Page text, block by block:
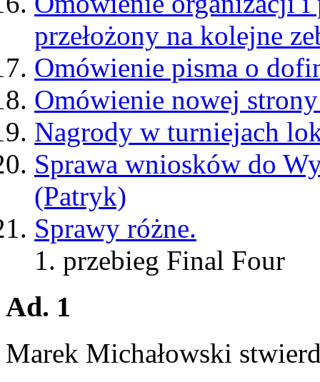
przełożony na kolejne
Omówienie pisma o
Omówienie nowej
Nagrody w turniejach
Sprawa wniosków do
(Patryk)
Sprawy różne.
przebieg Final Four
Ad. 1
Marek Michałowski